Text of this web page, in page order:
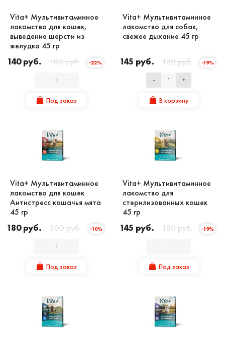
Vita+ Мультивитаминное
лакомство для кошек,
выведение шерсти из
желудка 45 гр
140 руб. 180 руб. -22%
- +
Под заказ
Vita+ Мультивитаминное
лакомство для собак,
свежее дыхание 45 гр
145 руб. 180 руб. -19%
- +
В корзину
Vita+ Мультивитаминное
лакомство для кошек
Антистресс кошачья мята
45 гр
180 руб. 200 руб. -10%
- +
Под заказ
Vita+ Мультивитаминное
лакомство для
стерилизованных кошек
45 гр
145 руб. 180 руб. -19%
- +
Под заказ